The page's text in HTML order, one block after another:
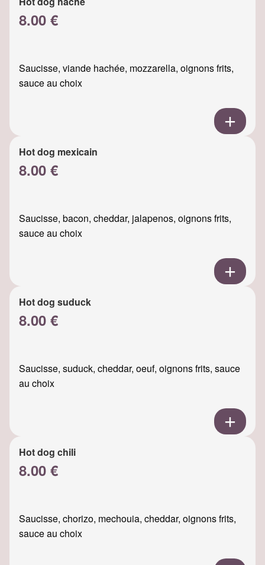
8.00 €
Saucisse, viande hachée, mozzarella, oignons frits,
sauce au choix
Hot dog mexicain
8.00 €
Saucisse, bacon, cheddar, jalapenos, oignons frits,
sauce au choix
Hot dog suduck
8.00 €
Saucisse, suduck, cheddar, oeuf, oignons frits, sauce
au choix
Hot dog chili
8.00 €
Saucisse, chorizo, mechouia, cheddar, oignons frits,
sauce au choix